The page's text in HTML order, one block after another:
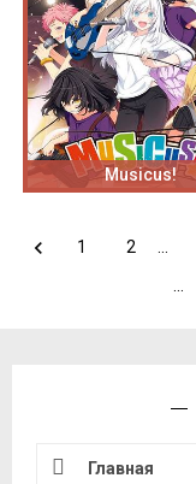
Musicus!
1 2
Главная